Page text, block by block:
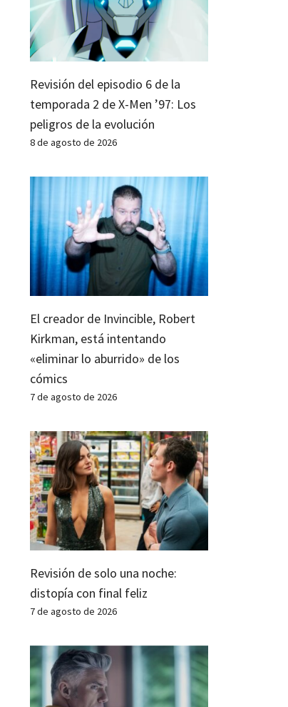
Revisión del episodio 6 de la
temporada 2 de X-Men ’97: Los
peligros de la evolución
8 de agosto de 2026
El creador de Invincible, Robert
Kirkman, está intentando
«eliminar lo aburrido» de los
cómics
7 de agosto de 2026
Revisión de solo una noche:
distopía con final feliz
7 de agosto de 2026